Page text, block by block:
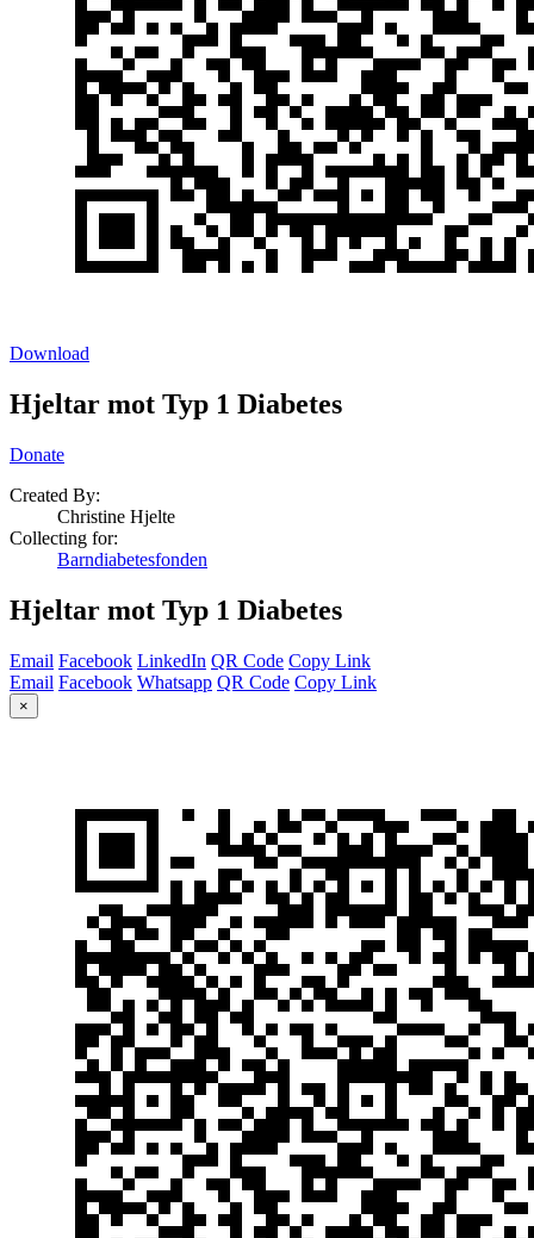
Download
Hjeltar mot Typ 1 Diabetes
Donate
Created By:
Christine Hjelte
Collecting for:
Barndiabetesfonden
Hjeltar mot Typ 1 Diabetes
Email Facebook LinkedIn QR Code Copy Link
Email Facebook Whatsapp QR Code Copy Link
×